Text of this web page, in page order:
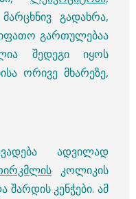
გადახრა,
გართულებაა
შედეგი იყოს
ორივე მხარეზე,
ადვილად
კოლიკის
შარდის კენჭები. ამ